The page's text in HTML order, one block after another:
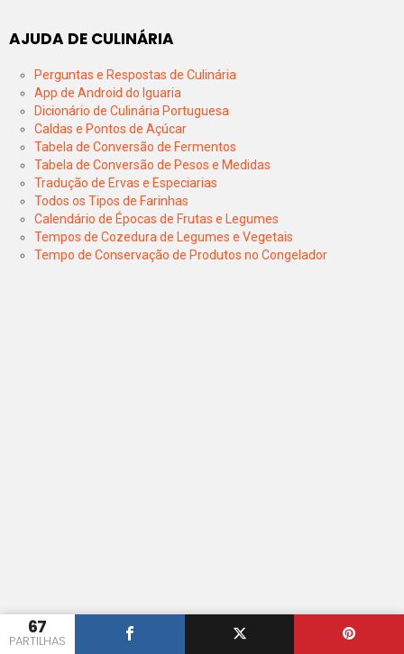
67
PARTILHAS
AJUDA DE CULINÁRIA
Perguntas e Respostas de Culinária
App de Android do Iguaria
Dicionário de Culinária Portuguesa
Caldas e Pontos de Açúcar
Tabela de Conversão de Fermentos
Tabela de Conversão de Pesos e Medidas
Tradução de Ervas e Especiarias
Todos os Tipos de Farinhas
Calendário de Épocas de Frutas e Legumes
Tempos de Cozedura de Legumes e Vegetais
Tempo de Conservação de Produtos no Congelador